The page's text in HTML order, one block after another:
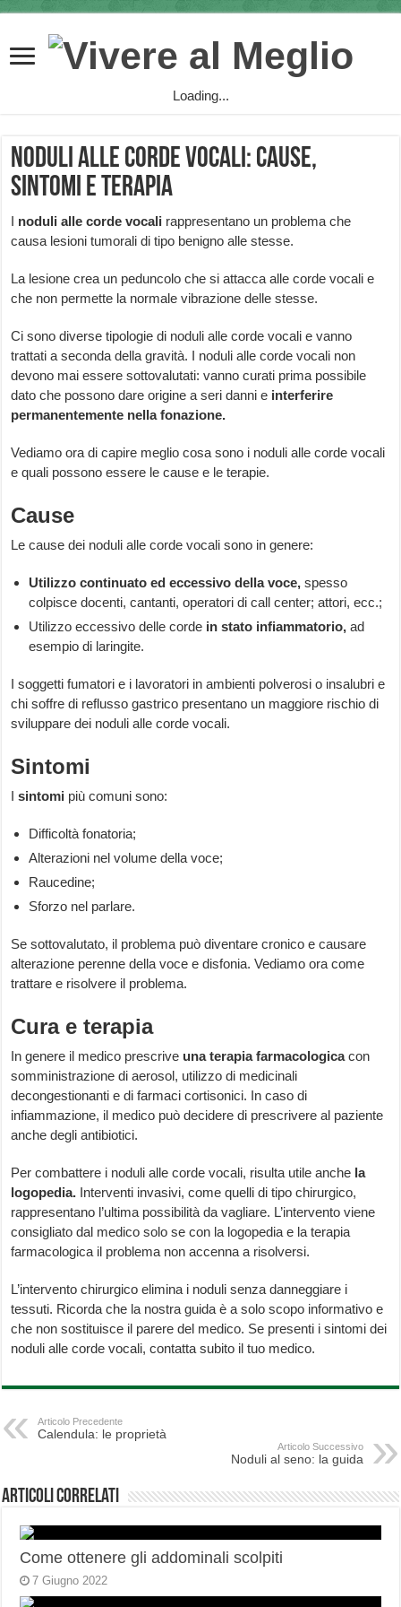
Loading...
Noduli alle corde vocali: cause,
sintomi e terapia
I noduli alle corde vocali rappresentano un problema che
causa lesioni tumorali di tipo benigno alle stesse.
La lesione crea un peduncolo che si attacca alle corde vocali e
che non permette la normale vibrazione delle stesse.
Ci sono diverse tipologie di noduli alle corde vocali e vanno
trattati a seconda della gravità. I noduli alle corde vocali non
devono mai essere sottovalutati: vanno curati prima possibile
dato che possono dare origine a seri danni e interferire
permanentemente nella fonazione.
Vediamo ora di capire meglio cosa sono i noduli alle corde vocali
e quali possono essere le cause e le terapie.
Cause
Le cause dei noduli alle corde vocali sono in genere:
Utilizzo continuato ed eccessivo della voce, spesso
colpisce docenti, cantanti, operatori di call center; attori, ecc.;
Utilizzo eccessivo delle corde in stato infiammatorio,ad
esempio di laringite.
I soggetti fumatori e i lavoratori in ambienti polverosi o insalubri e
chi soffre di reflusso gastrico presentano un maggiore rischio di
sviluppare dei noduli alle corde vocali.
Sintomi
Isintomi più comuni sono:
Difficoltà fonatoria;
Alterazioni nel volume della voce;
Raucedine;
Sforzo nel parlare.
Se sottovalutato, il problema può diventare cronico e causare
alterazione perenne della voce e disfonia. Vediamo ora come
trattare e risolvere il problema.
Cura e terapia
In genere il medico prescrive una terapia farmacologicacon
somministrazione di aerosol, utilizzo di medicinali
decongestionanti e di farmaci cortisonici. In caso di
infiammazione, il medico può decidere di prescrivere al paziente
anche degli antibiotici.
Per combattere i noduli alle corde vocali, risulta utile anche la
logopedia. Interventi invasivi, come quelli di tipo chirurgico,
rappresentano l’ultima possibilità da vagliare. L’intervento viene
consigliato dal medico solo se con la logopedia e la terapia
farmacologica il problema non accenna a risolversi.
L’intervento chirurgico elimina i noduli senza danneggiare i
tessuti. Ricorda che la nostra guida è a solo scopo informativo e
che non sostituisce il parere del medico. Se presenti i sintomi dei
noduli alle corde vocali, contatta subito il tuo medico.
Articolo Precedente
Calendula: le proprietà
Articolo Successivo
Noduli al seno: la guida
Articoli correlati
Come ottenere gli addominali scolpiti
7 Giugno 2022